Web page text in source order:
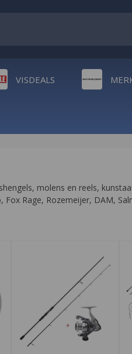
VISDEALS
molens en reels,
Fox Rage, Rozemeijer, DAM,